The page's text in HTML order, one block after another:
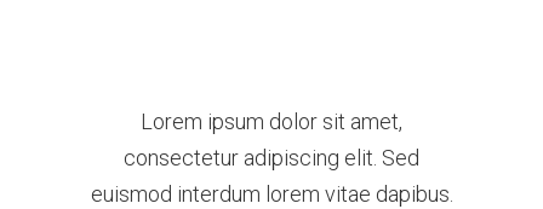
Lorem ipsum dolor sit amet,
consectetur adipiscing elit. Sed
euismod interdum lorem vitae dapibus.